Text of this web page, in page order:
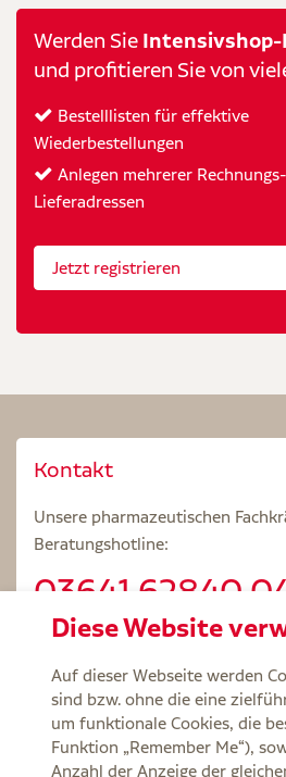
Werden Sie Intensivshop-
und profitieren Sie von
Bestelllisten für effektive
Wiederbestellungen
Anlegen mehrerer
Lieferadressen
Jetzt registrieren
Kontakt
Unsere pharmazeutischen
Beratungshotline:
03641.62840
Beratungszeiten: Mo – Fr 8.00 –
Service Versand und
Diese Website
Auf dieser Webseite werden
sind bzw. ohne die eine
um funktionale Cookies, die
Funktion „Remember Me“),
Anzahl der Anzeige der